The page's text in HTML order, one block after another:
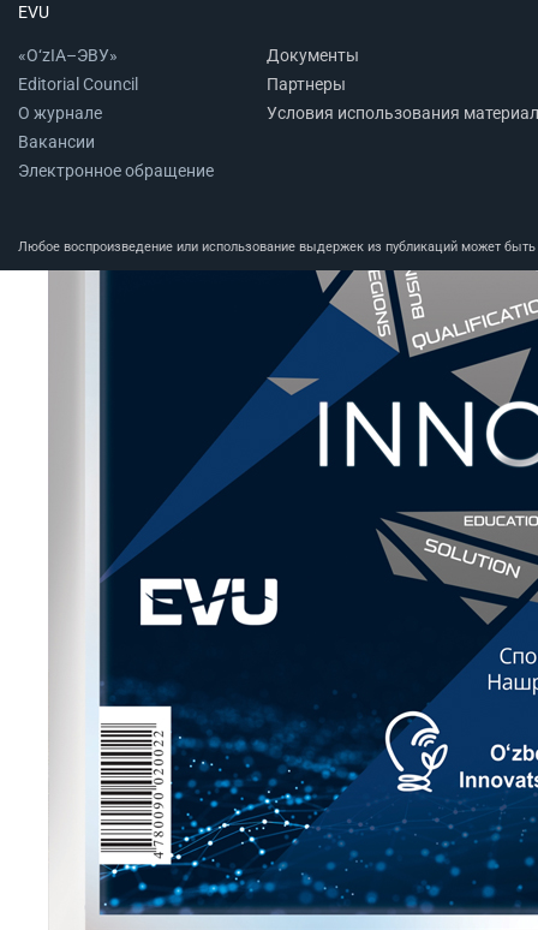
EVU
«O‘zIA–ЭВУ»
Editorial Council
О журнале
Вакансии
Электронное обращение
Документы
Партнеры
Условия использования
Любое воспроизведение или использование выдержек из публикаций может